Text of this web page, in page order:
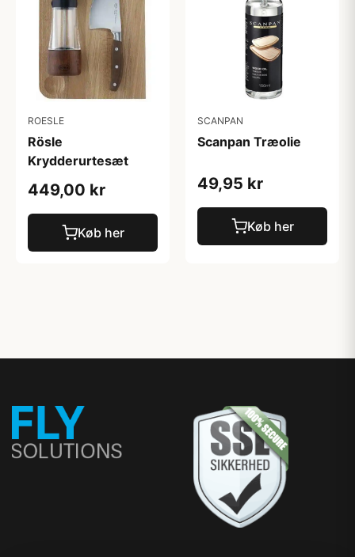
ROESLE
Rösle
Krydderurtesæt
449,00 kr
Køb her
SCANPAN
Scanpan Træolie
49,95 kr
Køb her